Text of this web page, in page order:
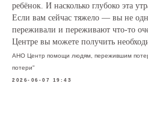
ребёнок. И насколько глубоко эта
Если вам сейчас тяжело — вы не
переживали и переживают что-то
Центре вы можете получить
АНО Центр помощи людям, пережившим
потери"
2026-06-07 19:43